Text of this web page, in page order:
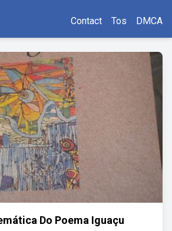
Contact Tos DMCA
Do Poema Iguaçu